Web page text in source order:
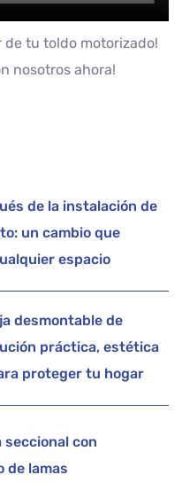
de la instalación de
un cambio que
espacio
desmontable de
práctica, estética
proteger tu hogar
seccional con
de lamas
de tu toldo motorizado!
nosotros ahora!